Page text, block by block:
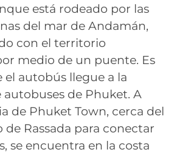
está rodeado por las
del mar de Andamán,
con el territorio
medio de un puente. Es
el autobús llegue a la
de Phuket. A
de Phuket Town, cerca del
Rassada para conectar
se encuentra en la costa